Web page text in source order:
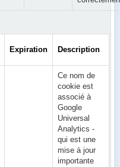
Expiration Description
Ce nom de
cookie est
associé à
Google
Universal
Analytics -
qui est une
mise à jour
importante